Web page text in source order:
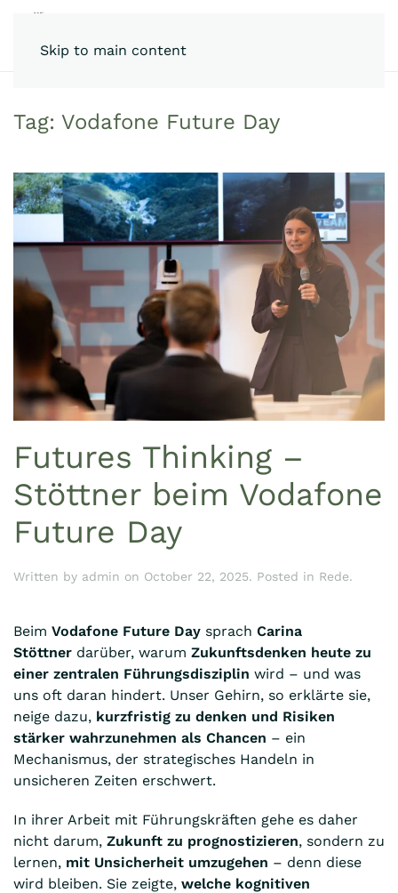
Skip to main content
Tag: Vodafone Future Day
Futures Thinking –
Stöttner beim Vodafone
Future Day
Written by admin on October 22, 2025. Posted in Rede.
Beim Vodafone Future Day sprach Carina
Stöttner darüber, warum Zukunftsdenken heute zu
einer zentralen Führungsdisziplin wird – und was
uns oft daran hindert. Unser Gehirn, so erklärte sie,
neige dazu, kurzfristig zu denken und Risiken
stärker wahrzunehmen als Chancen – ein
Mechanismus, der strategisches Handeln in
unsicheren Zeiten erschwert.
In ihrer Arbeit mit Führungskräften gehe es daher
nicht darum, Zukunft zu prognostizieren, sondern zu
lernen, mit Unsicherheit umzugehen – denn diese
wird bleiben. Sie zeigte, welche kognitiven